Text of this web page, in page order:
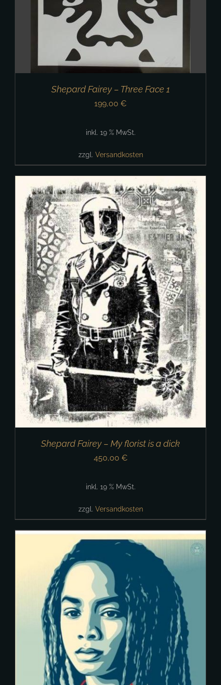
Shepard Fairey – Three Face 1
199,00 €
inkl. 19 % MwSt.
zzgl. Versandkosten
Shepard Fairey – My florist is a dick
450,00 €
inkl. 19 % MwSt.
zzgl. Versandkosten